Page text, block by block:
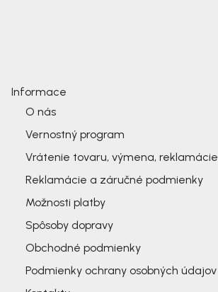
Informace
O nás
Vernostný program
Vrátenie tovaru, výmena, reklamácie
Reklamácie a záručné podmienky
Možnosti platby
Spôsoby dopravy
Obchodné podmienky
Podmienky ochrany osobných údajov